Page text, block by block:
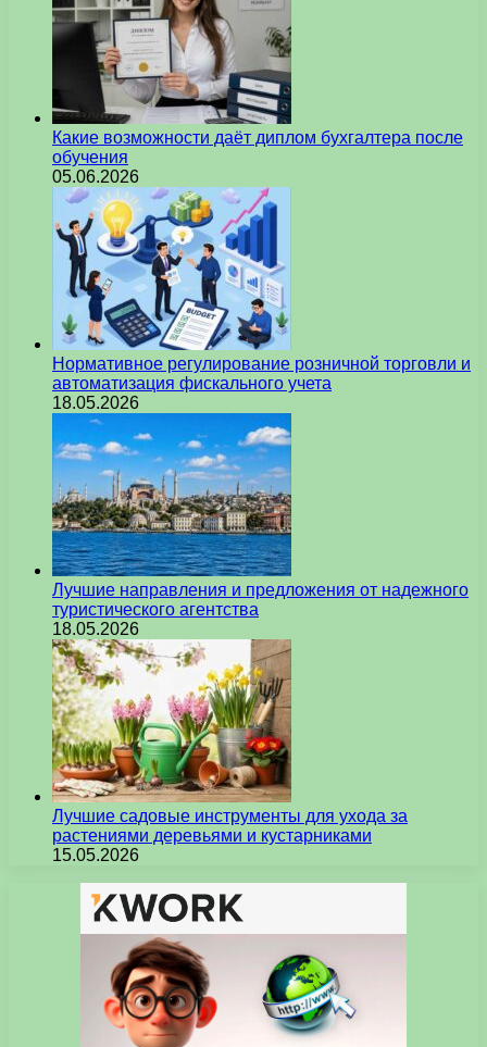
Какие возможности даёт диплом бухгалтера после
обучения
05.06.2026
Нормативное регулирование розничной торговли и
автоматизация фискального учета
18.05.2026
Лучшие направления и предложения от надежного
туристического агентства
18.05.2026
Лучшие садовые инструменты для ухода за
растениями деревьями и кустарниками
15.05.2026